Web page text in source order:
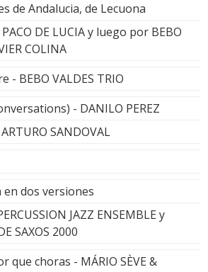
de Andalucia, de Lecuona
DE LUCIA y luego por BEBO
COLINA
- BEBO VALDES TRIO
- DANILO PEREZ
SANDOVAL
en dos versiones
JAZZ ENSEMBLE y
SAXOS 2000
que choras - MÁRIO SÈVE &